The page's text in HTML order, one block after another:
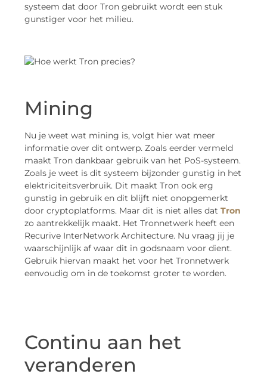
systeem dat door Tron gebruikt wordt een stuk
gunstiger voor het milieu.
Mining
Nu je weet wat mining is, volgt hier wat meer
informatie over dit ontwerp. Zoals eerder vermeld
maakt Tron dankbaar gebruik van het PoS-systeem.
Zoals je weet is dit systeem bijzonder gunstig in het
elektriciteitsverbruik. Dit maakt Tron ook erg
gunstig in gebruik en dit blijft niet onopgemerkt
door cryptoplatforms. Maar dit is niet alles dat Tron
zo aantrekkelijk maakt. Het Tronnetwerk heeft een
Recurive InterNetwork Architecture. Nu vraag jij je
waarschijnlijk af waar dit in godsnaam voor dient.
Gebruik hiervan maakt het voor het Tronnetwerk
eenvoudig om in de toekomst groter te worden.
Continu aan het
veranderen